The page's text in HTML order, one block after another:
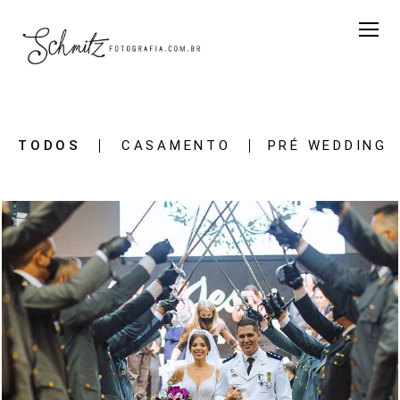
TODOS CASAMENTO PRÉ WEDDING
2679